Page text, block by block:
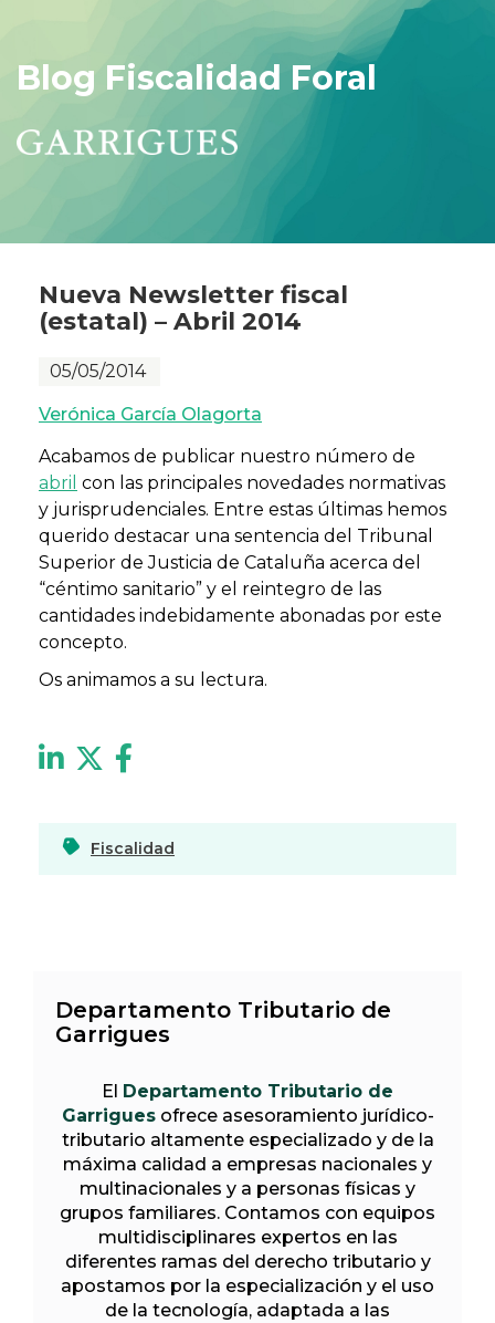
Blog Fiscalidad Foral
Nueva Newsletter fiscal
(estatal) – Abril 2014
05/05/2014
Verónica García Olagorta
Acabamos de publicar nuestro número de
abril con las principales novedades normativas
y jurisprudenciales. Entre estas últimas hemos
querido destacar una sentencia del Tribunal
Superior de Justicia de Cataluña acerca del
“céntimo sanitario” y el reintegro de las
cantidades indebidamente abonadas por este
concepto.
Os animamos a su lectura.
Fiscalidad
Departamento Tributario de
Garrigues
El
Departamento Tributario de
Garriguesofrece asesoramiento jurídico-
tributario altamente especializado y de la
máxima calidad a empresas nacionales y
multinacionales y a personas físicas y
grupos familiares. Contamos con equipos
multidisciplinares expertos en las
diferentes ramas del derecho tributario y
apostamos por la especialización y el uso
de la tecnología, adaptada a las